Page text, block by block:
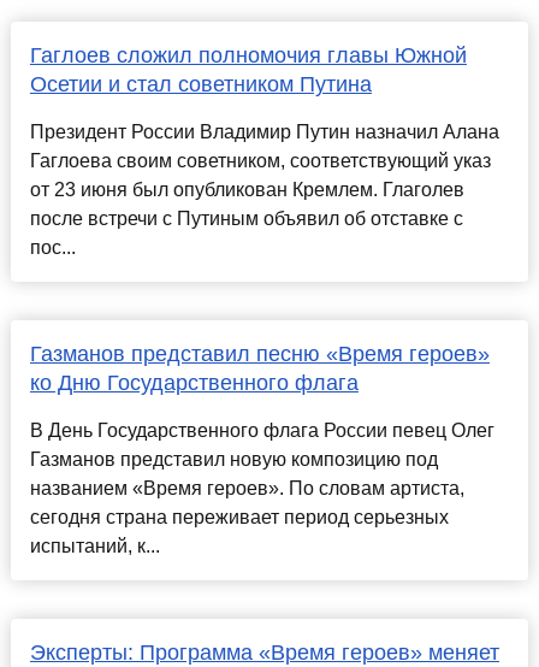
Гаглоев сложил полномочия главы Южной
Осетии и стал советником Путина
Президент России Владимир Путин назначил Алана
Гаглоева своим советником, соответствующий указ
от 23 июня был опубликован Кремлем. Глаголев
после встречи с Путиным объявил об отставке с
пос...
Газманов представил песню «Время героев»
ко Дню Государственного флага
В День Государственного флага России певец Олег
Газманов представил новую композицию под
названием «Время героев». По словам артиста,
сегодня страна переживает период серьезных
испытаний, к...
Эксперты: Программа «Время героев» меняет